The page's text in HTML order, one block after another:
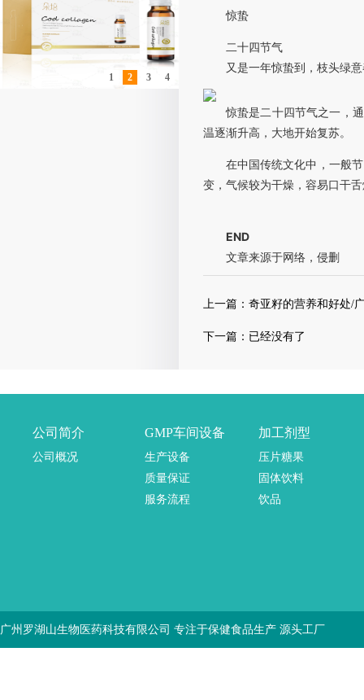
1 2 3 4
惊蛰
二十四节气
又是一年惊蛰到，枝头绿
惊蛰是二十四节气之一，
温逐渐升高，大地开始复苏。
在中国传统文化中，一般
变，气候较为干燥，容易口干
END
文章来源于网络，侵删
上一篇： 奇亚籽的营养和好处/
下一篇：已经没有了
公司简介
公司概况
GMP车间设备
生产设备
质量保证
服务流程
加工剂型
压片糖果
固体饮料
饮品
广州罗湖山生物医药科技有限公司 专注于保健食品生产 源头工厂